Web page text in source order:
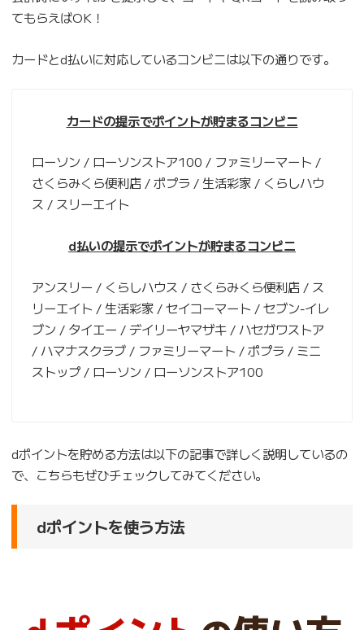
てもらえばOK！
カードとd払いに対応しているコンビニは以下の通りです。
カードの提示でポイントが貯まるコンビニ
ローソン / ローソンストア100 / ファミリーマート /
さくらみくら便利店 / ポプラ / 生活彩家 / くらしハウ
ス / スリーエイト
d払いの提示でポイントが貯まるコンビニ
アンスリー / くらしハウス / さくらみくら便利店 / ス
リーエイト / 生活彩家 / セイコーマート / セブン‐イレ
ブン / タイエー / デイリーヤマザキ / ハセガワストア
/ ハマナスクラブ / ファミリーマート / ポプラ / ミニ
ストップ / ローソン / ローソンストア100
dポイントを貯める方法は以下の記事で詳しく説明しているの
で、こちらもぜひチェックしてみてください。
dポイントを使う方法